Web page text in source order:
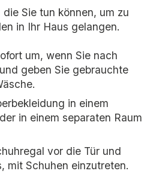
Sie tun können, um zu
in Ihr Haus gelangen.
um, wenn Sie nach
geben Sie gebrauchte
in einem
in einem separaten Raum
vor die Tür und
mit Schuhen einzutreten.